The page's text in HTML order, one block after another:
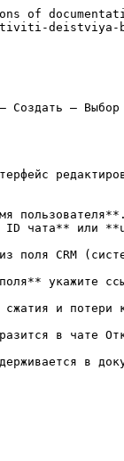
deistviya-
Создать ‒
пользователя**.
ID чата** или
CRM
укажите
и потери
в чате
в